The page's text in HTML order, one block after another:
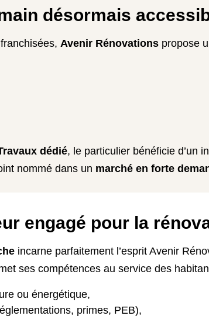
désormais
Avenir Rénovations propose
dédié, le particulier bénéficie d’un
nommé dans un marché en forte
engagé pour la
incarne parfaitement l’esprit Avenir
ses compétences au service des
ou énergétique,
primes, PEB),